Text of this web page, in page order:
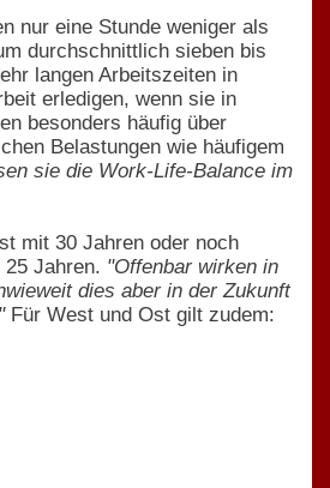
nur eine Stunde weniger als
durchschnittlich sieben bis
langen Arbeitszeiten in
erledigen, wenn sie in
besonders häufig über
Belastungen wie häufigem
sie die Work-Life-Balance im
mit 30 Jahren oder noch
Jahren. "Offenbar wirken in
dies aber in der Zukunft
Für West und Ost gilt zudem: